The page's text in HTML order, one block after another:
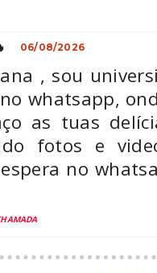
06/08/2026
, sou
whatsapp,
as tuas
fotos e
no